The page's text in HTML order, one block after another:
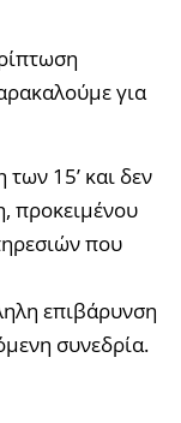
για
15’ και δεν
προκειμένου
που
επιβάρυνση
συνεδρία.